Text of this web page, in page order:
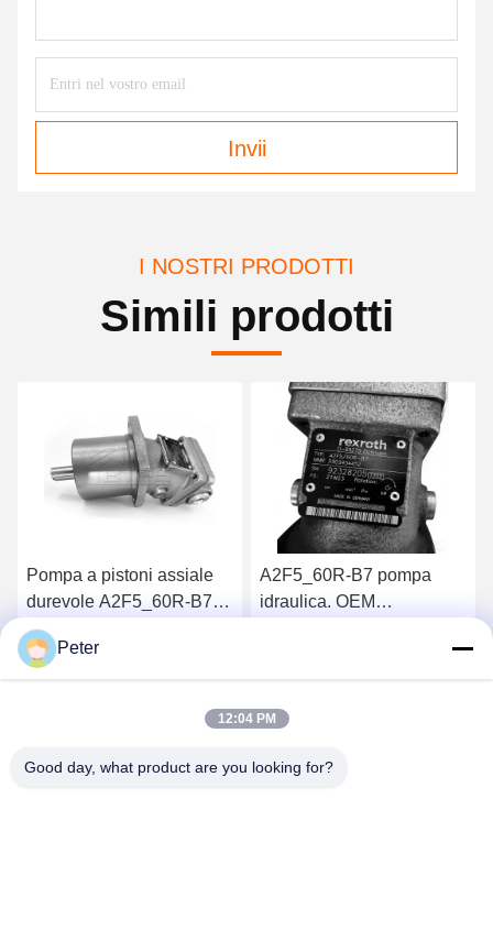
Invii
I NOSTRI PRODOTTI
Simili prodotti
Pompa a pistoni assiale
durevole A2F5_60R-B7
per macchine da
costruzione A2F5 A2F12
A2F23 A2F55 A2F80
A2F107 A2F160 A2F225
Ottenga il migliore prezzo
A2F5_60R-B7 pompa
idraulica. OEM
A2F23 A2F55 A2F80
A2F107 A2F160 A2F225
Peter
12:04 PM
Good day, what product are you looking for?